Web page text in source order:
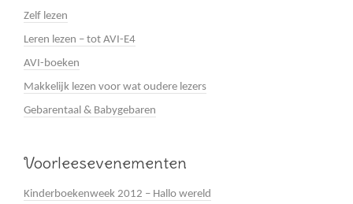
Zelf lezen
Leren lezen – tot AVI-E4
AVI-boeken
Makkelijk lezen voor wat oudere lezers
Gebarentaal & Babygebaren
Voorleesevenementen
Kinderboekenweek 2012 – Hallo wereld